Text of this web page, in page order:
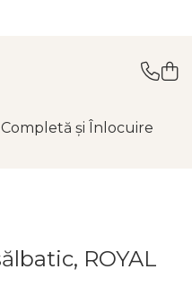
și Înlocuire
ROYAL